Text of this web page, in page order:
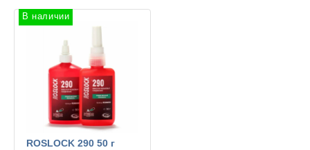
В наличии
ROSLOCK 290 50 г